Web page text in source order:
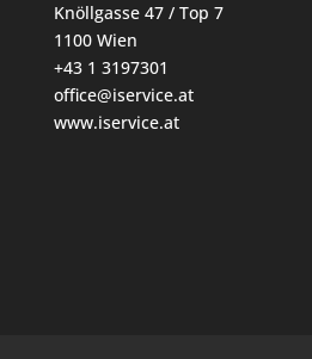
Knöllgasse 47 / Top 7
1100 Wien
+43 1 3197301
office@iservice.at
www.iservice.at